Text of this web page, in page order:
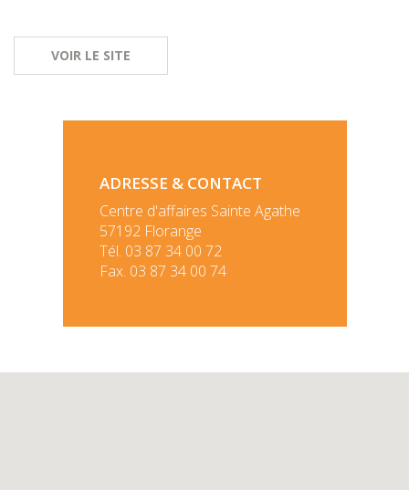
VOIR LE SITE
ADRESSE & CONTACT
Centre d'affaires Sainte Agathe
57192 Florange
Tél. 03 87 34 00 72
Fax. 03 87 34 00 74